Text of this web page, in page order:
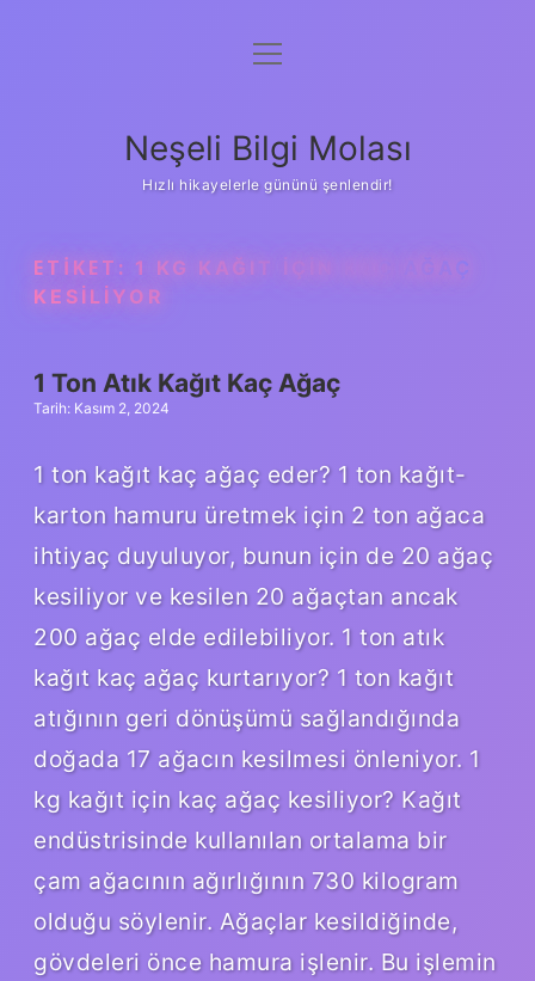
Anasayfa
Yasal Uyarı
menüyü
Neşeli Bilgi Molası
Hızlı hikayelerle gününü şenlendir!
ETIKET: 1 KG KAĞIT IÇIN KAÇ AĞAÇ
KESILIYOR
1 Ton Atık Kağıt Kaç Ağaç
Tarih: Kasım 2, 2024
1 ton kağıt kaç ağaç eder? 1 ton kağıt-
karton hamuru üretmek için 2 ton ağaca
ihtiyaç duyuluyor, bunun için de 20 ağaç
kesiliyor ve kesilen 20 ağaçtan ancak
200 ağaç elde edilebiliyor. 1 ton atık
kağıt kaç ağaç kurtarıyor? 1 ton kağıt
atığının geri dönüşümü sağlandığında
doğada 17 ağacın kesilmesi önleniyor. 1
kg kağıt için kaç ağaç kesiliyor? Kağıt
endüstrisinde kullanılan ortalama bir
çam ağacının ağırlığının 730 kilogram
olduğu söylenir. Ağaçlar kesildiğinde,
gövdeleri önce hamura işlenir. Bu işlemin